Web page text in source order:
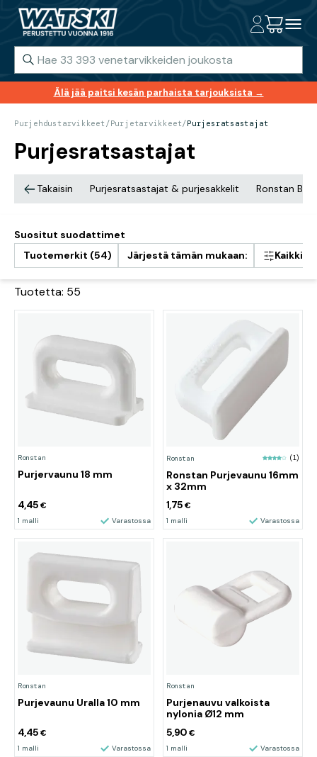
Älä jää paitsi kesän parhaista tarjouksista →
Purjehdustarvikkeet /Purjetarvikkeet/Purjesratsastajat
Purjesratsastajat
Takaisin Purjesratsastajat & purjesakkelit Ronstan
Suositut suodattimet
Tuotemerkit (54)
Järjestä tämän mukaan: Kaikki
Tuotetta: 55
Ronstan
Purjervaunu 18 mm
4,45€
1 malli Varastossa
Ronstan (1)
Ronstan Purjevaunu 16mm
x 32mm
1,75€
1 malli Varastossa
Ronstan
Purjevaunu Uralla 10 mm
4,45€
1 malli Varastossa
Ronstan
Purjenauvu valkoista
nylonia Ø12 mm
5,90€
1 malli Varastossa